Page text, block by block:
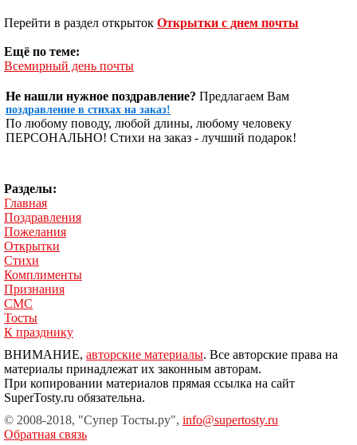
Перейти в раздел открыток Открытки с днем почты
Ещё по теме:
Всемирный день почты
Не нашли нужное поздравление? Предлагаем Вам
поздравление в стихах на заказ!
По любому поводу, любой длины, любому человеку
ПЕРСОНАЛЬНО! Стихи на заказ - лучший подарок!
Разделы:
Главная
Поздравления
Пожелания
Открытки
Стихи
Комплименты
Признания
СМС
Тосты
К празднику
ВНИМАНИЕ, авторские материалы. Все авторские права на
материалы принадлежат их законным авторам.
При копировании материалов прямая ссылка на сайт
SuperTosty.ru обязательна.
© 2008-2018, "Супер Тосты.ру", info@supertosty.ru
Обратная связь